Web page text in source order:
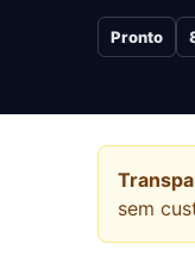
Pronto
sem